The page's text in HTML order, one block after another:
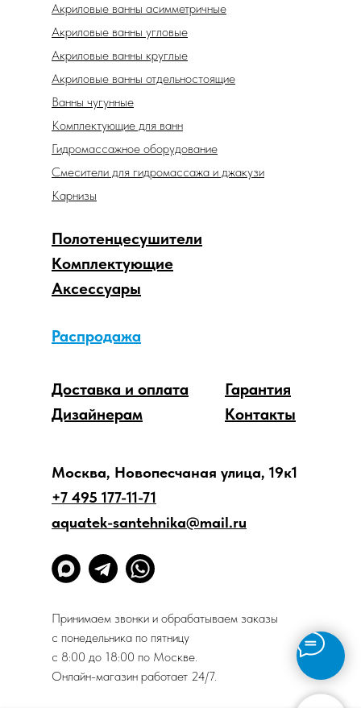
Аксессуары
Распродажа
Комплектующие
Дизайнерам
Доставка и оплата
Гарантия
Контакты
Акриловые ванны отдельностоящие
Акриловые ванны асимметричные
Акриловые ванны угловые
Акриловые ванны круглые
Ванны чугунные
Комплектующие для ванн
Гидромассажное оборудование
Смесители для гидромассажа и джакузи
Карнизы
Полотенцесушители
Москва, Новопесчаная улица, 19к1
+7 495 177-11-71
aquatek-santehnika@mail.ru
Принимаем звонки и обрабатываем заказы
с понедельника по пятницу
с 8:00 до 18:00 по Москве.
Онлайн-магазин работает 24/7.